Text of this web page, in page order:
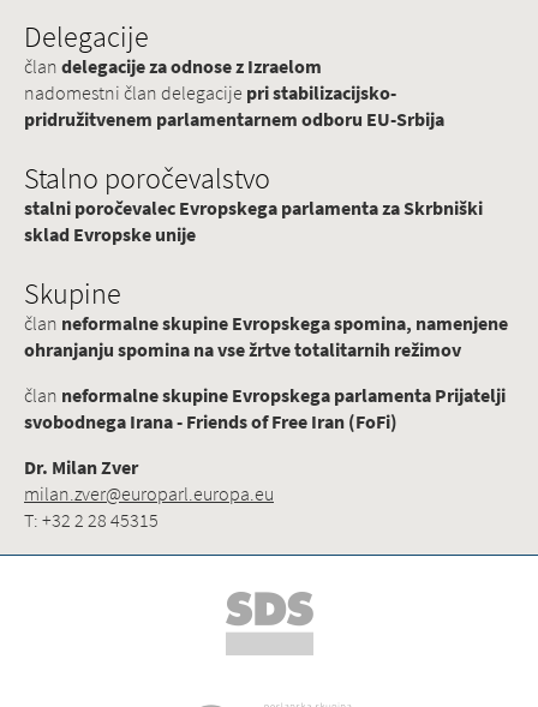
Delegacije
člandelegacije za odnose z Izraelom
nadomestni član delegacije pri stabilizacijsko-
pridružitvenem parlamentarnem odboru EU-Srbija
Stalno poročevalstvo
stalni poročevalec Evropskega parlamenta za Skrbniški
sklad Evropske unije
Skupine
član neformalne skupine Evropskega spomina, namenjene
ohranjanju spomina na vse žrtve totalitarnih režimov
član neformalne skupine Evropskega parlamenta Prijatelji
svobodnega Irana - Friends of Free Iran (FoFi)
Dr. Milan Zver
milan.zver@europarl.europa.eu
T: +32 2 28 45315